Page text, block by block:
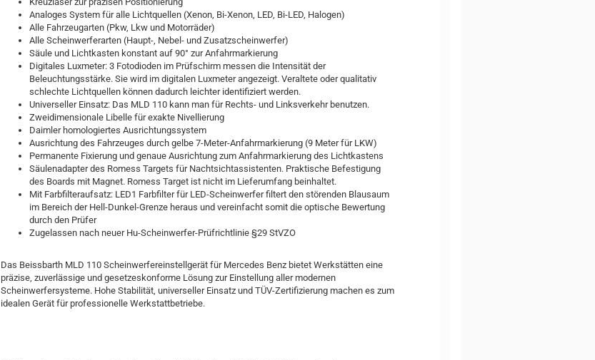
Analoges System für alle Lichtquellen (Xenon, Bi-Xenon, LED, Bi-LED, Halogen)
Alle Fahrzeugarten (Pkw, Lkw und Motorräder)
Alle Scheinwerferarten (Haupt-, Nebel- und Zusatzscheinwerfer)
Säule und Lichtkasten konstant auf 90° zur Anfahrmarkierung
Digitales Luxmeter: 3 Fotodioden im Prüfschirm messen die Intensität der
Beleuchtungsstärke. Sie wird im digitalen Luxmeter angezeigt. Veraltete oder qualitativ
schlechte Lichtquellen können dadurch leichter identifiziert werden.
Universeller Einsatz: Das MLD 110 kann man für Rechts- und Linksverkehr benutzen.
Zweidimensionale Libelle für exakte Nivellierung
Daimler homologiertes Ausrichtungssystem
Ausrichtung des Fahrzeuges durch gelbe 7-Meter-Anfahrmarkierung (9 Meter für LKW)
Permanente Fixierung und genaue Ausrichtung zum Anfahrmarkierung des Lichtkastens
Säulenadapter des Romess Targets für Nachtsichtassistenten. Praktische Befestigung
des Boards mit Magnet. Romess Target ist nicht im Lieferumfang beinhaltet.
Mit Farbfilteraufsatz: LED1 Farbfilter für LED-Scheinwerfer filtert den störenden Blausaum
im Bereich der Hell-Dunkel-Grenze heraus und vereinfacht somit die optische Bewertung
durch den Prüfer
Zugelassen nach neuer Hu-Scheinwerfer-Prüfrichtlinie §29 StVZO
Das Beissbarth MLD 110 Scheinwerfereinstellgerät für Mercedes Benz bietet Werkstätten eine
präzise, zuverlässige und gesetzeskonforme Lösung zur Einstellung aller modernen
Scheinwerfersysteme. Hohe Stabilität, universeller Einsatz und TÜV-Zertifizierung machen es zum
idealen Gerät für professionelle Werkstattbetriebe.